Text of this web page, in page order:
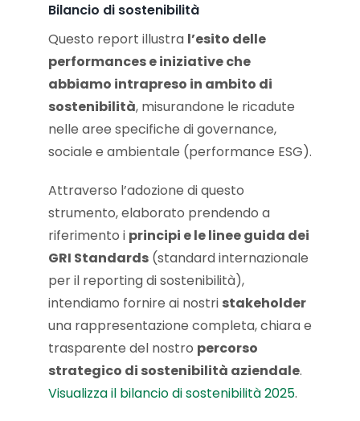
Bilancio di sostenibilità
Questo report illustra l’esito delle
performances e iniziative che
abbiamo intrapreso in ambito di
sostenibilità, misurandone le ricadute
nelle aree specifiche di governance,
sociale e ambientale (performance ESG).
Attraverso l’adozione di questo
strumento, elaborato prendendo a
riferimento i principi e le linee guida dei
GRI Standards(standard internazionale
per il reporting di sostenibilità),
intendiamo fornire ai nostri stakeholder
una rappresentazione completa, chiara e
trasparente del nostro percorso
strategico di sostenibilità aziendale.
Visualizza il bilancio di sostenibilità 2025.